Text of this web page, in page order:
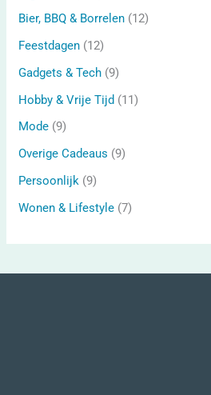
Bier, BBQ & Borrelen (12)
Feestdagen (12)
Gadgets & Tech (9)
Hobby & Vrije Tijd (11)
Mode (9)
Overige Cadeaus (9)
Persoonlijk (9)
Wonen & Lifestyle (7)